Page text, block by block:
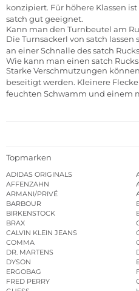
konzipiert. Für höhere Klassen
satch gut geeignet.
Kann man den Turnbeutel am
Die Turnsackerl von satch
an einer Schnalle des satch
Wie kann man einen satch
Starke Verschmutzungen
beseitigt werden. Kleinere
feuchten Schwamm und einem
Topmarken
ADIDAS ORIGINALS
AFFENZAHN
ARMANI/PRIVÉ
BARBOUR
BIRKENSTOCK
BRAX
CALVIN KLEIN JEANS
COMMA
DR. MARTENS
DYSON
ERGOBAG
FRED PERRY